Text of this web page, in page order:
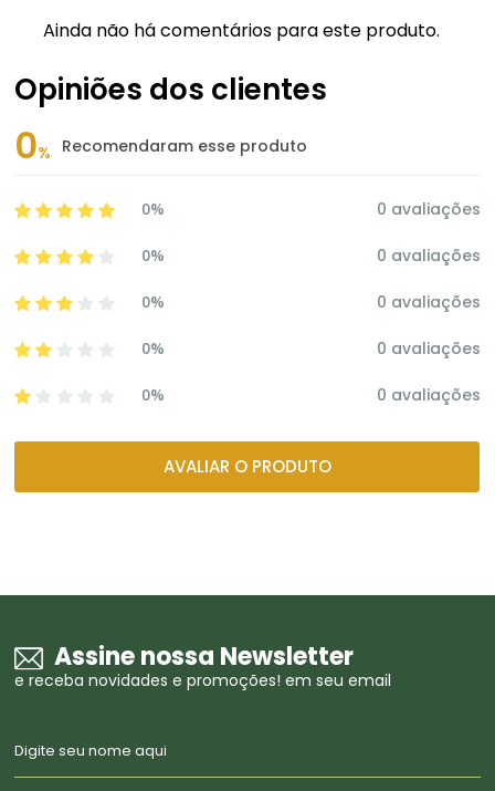
Ainda não há comentários para este produto.
Opiniões dos clientes
0% Recomendaram esse produto
0% 0 avaliações
0% 0 avaliações
0% 0 avaliações
0% 0 avaliações
0% 0 avaliações
AVALIAR O PRODUTO
Assine nossa Newsletter
e receba novidades e promoções! em seu email